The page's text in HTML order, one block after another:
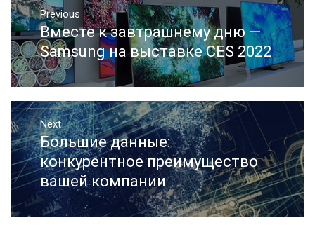
Навигация
по
записям
Previous
Previous
post:
Вместе к завтрашнему дню —
Samsung на выставке CES 2022
Next
Next
post:
Большие данные:
конкурентное преимущество
вашей компании